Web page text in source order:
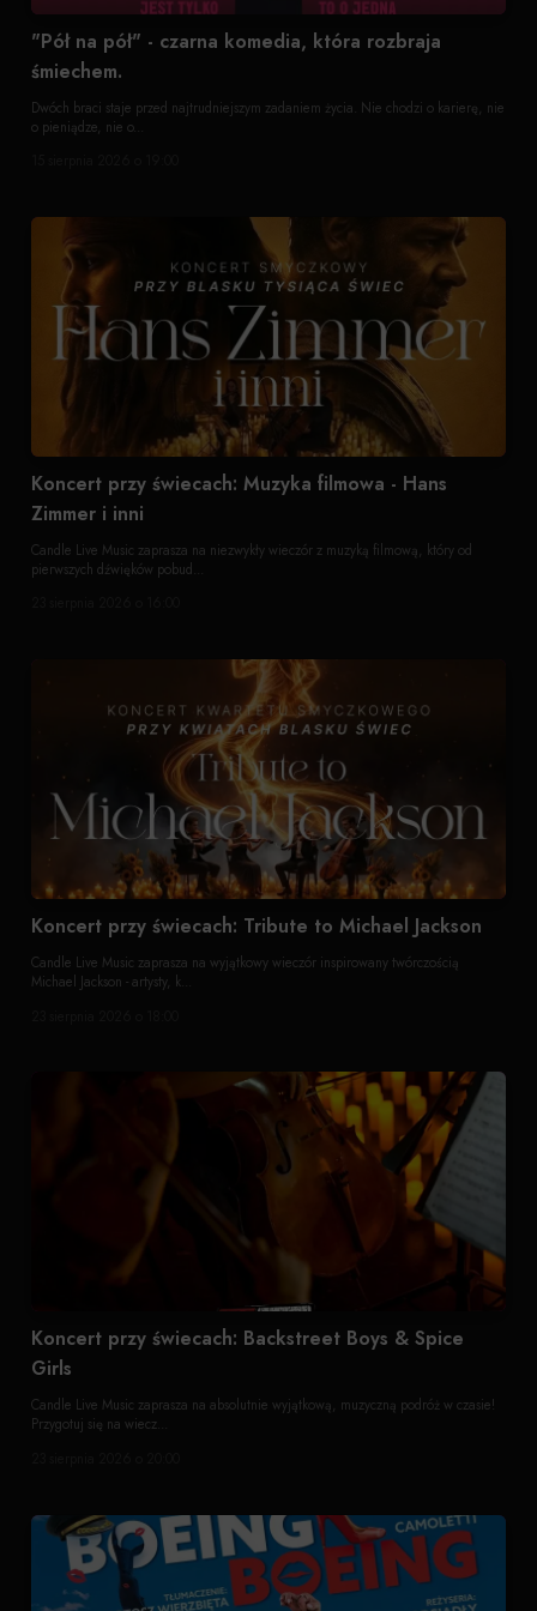
"Pół na pół" - czarna komedia, która rozbraja
śmiechem.
Dwóch braci staje przed najtrudniejszym zadaniem życia. Nie chodzi o karierę, nie
o pieniądze, nie o...
Koncert przy świecach: Muzyka filmowa - Hans
Zimmer i inni
Candle Live Music zaprasza na niezwykły wieczór z muzyką filmową, który od
pierwszych dźwięków pobud...
Koncert przy świecach: Tribute to Michael Jackson
Candle Live Music zaprasza na wyjątkowy wieczór inspirowany twórczością
Michael Jackson - artysty, k...
Koncert przy świecach: Backstreet Boys & Spice
Girls
Candle Live Music zaprasza na absolutnie wyjątkową, muzyczną podróż w czasie!
Przygotuj się na wiecz...